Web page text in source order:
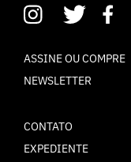
ASSINE OU COMPRE
NEWSLETTER
CONTATO
EXPEDIENTE